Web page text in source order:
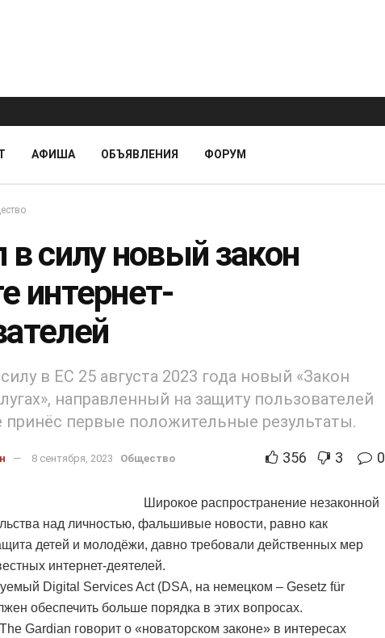
АФИША ОБЪЯВЛЕНИЯ ФОРУМ
в силу новый закон
интернет-
в ЕС 25 августа 2023 года новый «Закон
направленный на защиту пользователей
принёс первые положительные результаты.
8 сентября, 2023 Общество 356 3 0
Широкое распространение незаконной
над личностью, фальшивые новости, равно как
детей и молодёжи, давно требовали действенных мер
интернет-деятелей.
Digital Services Act (DSA, на немецком – Gesetz für
обеспечить больше порядка в этих вопросах.
Gardian говорит о «новаторском законе» в интересах